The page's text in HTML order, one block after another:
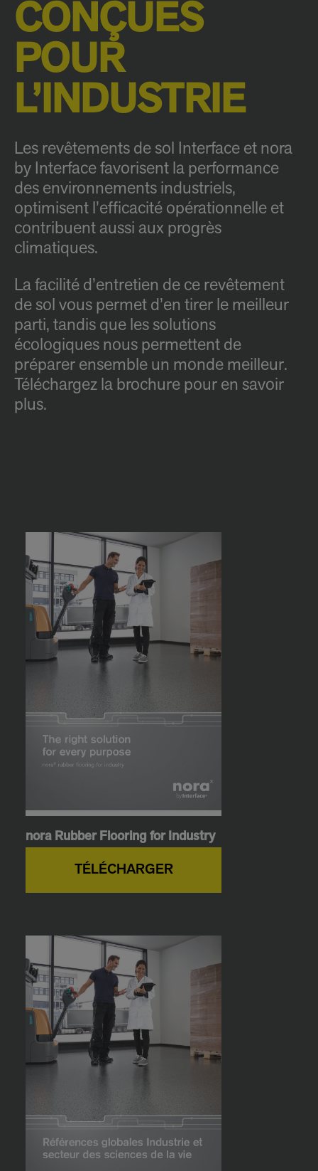
CONÇUES
POUR
L’INDUSTRIE
Les revêtements de sol Interface et nora
by Interface favorisent la performance
des environnements industriels,
optimisent l’efficacité opérationnelle et
contribuent aussi aux progrès
climatiques.
La facilité d’entretien de ce revêtement
de sol vous permet d’en tirer le meilleur
parti, tandis que les solutions
écologiques nous permettent de
préparer ensemble un monde meilleur.
Téléchargez la brochure pour en savoir
plus.
nora Rubber Flooring for Industry
TÉLÉCHARGER